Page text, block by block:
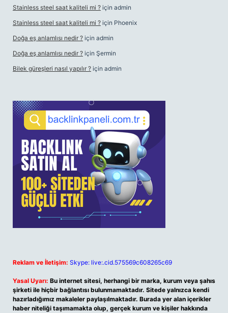
Stainless steel saat kaliteli mi ? için admin
Stainless steel saat kaliteli mi ? için Phoenix
Doğa eş anlamlısı nedir ? için admin
Doğa eş anlamlısı nedir ? için Şermin
Bilek güreşleri nasıl yapılır ? için admin
Reklam ve İletişim: Skype: live:.cid.575569c608265c69
Yasal Uyarı: Bu internet sitesi, herhangi bir marka, kurum veya şahıs
şirketi ile hiçbir bağlantısı bulunmamaktadır. Sitede yalnızca kendi
hazırladığımız makaleler paylaşılmaktadır. Burada yer alan içerikler
haber niteliği taşımamakta olup, gerçek kurum ve kişiler hakkında